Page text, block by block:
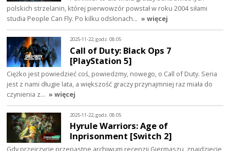
polskich strzelanin, której pierwowzór powstał w roku 2004 siłami
studia People Can Fly. Po kilku odsłonach… » więcej
2025-11-22, godz. 08:05
Call of Duty: Black Ops 7
[PlayStation 5]
Ciężko jest powiedzieć coś, powiedzmy, nowego, o Call of Duty. Seria
jest z nami długie lata, a większość graczy przynajmniej raz miała do
czynienia z… » więcej
2025-11-22, godz. 08:05
Hyrule Warriors: Age of
Inprisonment [Switch 2]
Gdy przejrzycie przepastne archiwum recenzji Giermaszu, znajdziecie